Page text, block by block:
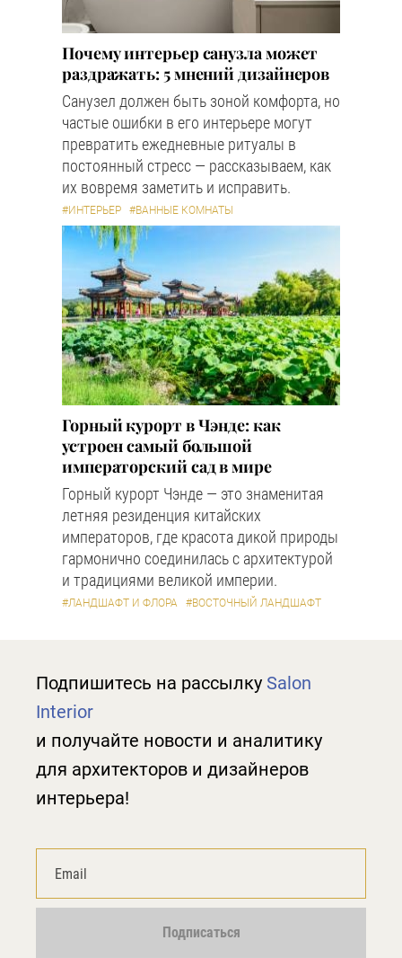
Почему интерьер санузла может
раздражать: 5 мнений дизайнеров
Санузел должен быть зоной комфорта, но
частые ошибки в его интерьере могут
превратить ежедневные ритуалы в
постоянный стресс — рассказываем, как
их вовремя заметить и исправить.
#ИНТЕРЬЕР #ВАННЫЕ КОМНАТЫ
Горный курорт в Чэнде: как
устроен самый большой
императорский сад в мире
Горный курорт Чэнде — это знаменитая
летняя резиденция китайских
императоров, где красота дикой природы
гармонично соединилась с архитектурой
и традициями великой империи.
#ЛАНДШАФТ И ФЛОРА #ВОСТОЧНЫЙ ЛАНДШАФТ
Подпишитесь на рассылку Salon
Interior
и получайте новости и аналитику
для архитекторов и дизайнеров
интерьера!
Подписаться